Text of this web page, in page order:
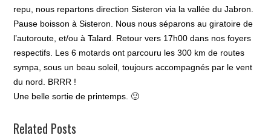
repu, nous repartons direction Sisteron via la vallée du Jabron.
Pause boisson à Sisteron. Nous nous séparons au giratoire de
l’autoroute, et/ou à Talard. Retour vers 17h00 dans nos foyers
respectifs. Les 6 motards ont parcouru les 300 km de routes
sympa, sous un beau soleil, toujours accompagnés par le vent
du nord. BRRR !
Une belle sortie de printemps. 🙂
Related Posts